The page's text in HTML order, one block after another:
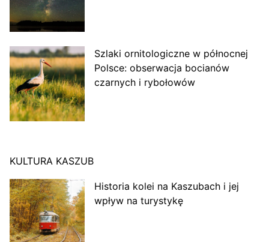
Szlaki ornitologiczne w północnej
Polsce: obserwacja bocianów
czarnych i rybołowów
KULTURA KASZUB
Historia kolei na Kaszubach i jej
wpływ na turystykę